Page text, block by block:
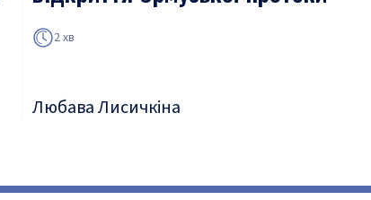
2 хв
Любава Лисичкіна